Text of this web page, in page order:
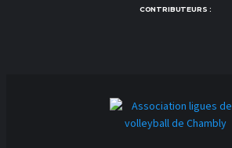
CONTRIBUTEURS :